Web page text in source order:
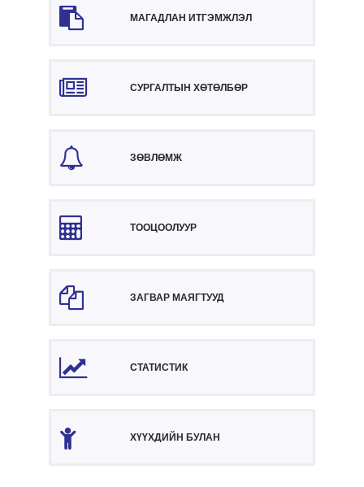
МАГАДЛАН ИТГЭМЖЛЭЛ
СУРГАЛТЫН ХӨТӨЛБӨР
ЗӨВЛӨМЖ
ТООЦООЛУУР
ЗАГВАР МАЯГТУУД
СТАТИСТИК
ХҮҮХДИЙН БУЛАН